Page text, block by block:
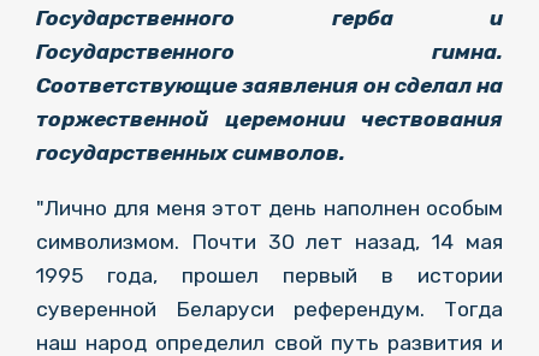
Государственного герба и
Государственного гимна.
Соответствующие заявления он сделал на
торжественной церемонии чествования
государственных символов.
"Лично для меня этот день наполнен особым
символизмом. Почти 30 лет назад, 14 мая
1995 года, прошел первый в истории
суверенной Беларуси референдум. Тогда
наш народ определил свой путь развития и